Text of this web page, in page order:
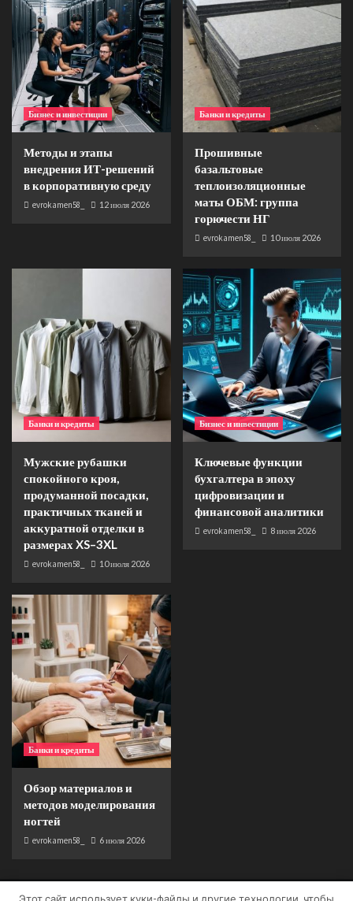
Бизнес и инвестиции
Методы и этапы
внедрения ИТ-решений
в корпоративную среду
evrokamen58_ 12 июля 2026
Банки и кредиты
Прошивные
базальтовые
теплоизоляционные
маты ОБМ: группа
горючести НГ
evrokamen58_ 10 июля 2026
Банки и кредиты
Мужские рубашки
спокойного кроя,
продуманной посадки,
практичных тканей и
аккуратной отделки в
размерах XS–3XL
evrokamen58_ 10 июля 2026
Бизнес и инвестиции
Ключевые функции
бухгалтера в эпоху
цифровизации и
финансовой аналитики
evrokamen58_ 8 июля 2026
Банки и кредиты
Обзор материалов и
методов моделирования
ногтей
evrokamen58_ 6 июля 2026
Этот сайт использует куки-файлы и другие технологии, чтобы